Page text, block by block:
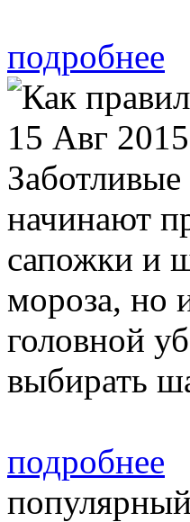
подробнее
15 Авг 2015
начинают
сапожки и
мороза, но
головной
выбирать
подробнее